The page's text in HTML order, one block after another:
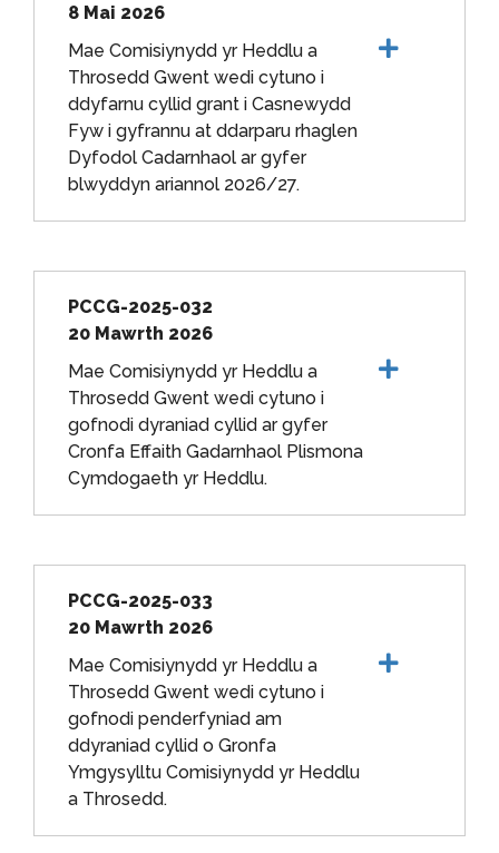
8 Mai 2026
Mae Comisiynydd yr Heddlu a
Throsedd Gwent wedi cytuno i
ddyfarnu cyllid grant i Casnewydd
Fyw i gyfrannu at ddarparu rhaglen
Dyfodol Cadarnhaol ar gyfer
blwyddyn ariannol 2026/27.
PCCG-2025-032
20 Mawrth 2026
Mae Comisiynydd yr Heddlu a
Throsedd Gwent wedi cytuno i
gofnodi dyraniad cyllid ar gyfer
Cronfa Effaith Gadarnhaol Plismona
Cymdogaeth yr Heddlu.
PCCG-2025-033
20 Mawrth 2026
Mae Comisiynydd yr Heddlu a
Throsedd Gwent wedi cytuno i
gofnodi penderfyniad am
ddyraniad cyllid o Gronfa
Ymgysylltu Comisiynydd yr Heddlu
a Throsedd.